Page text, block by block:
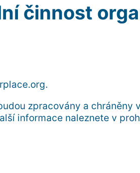
činnost
zpracovány a chráněny
informace naleznete v